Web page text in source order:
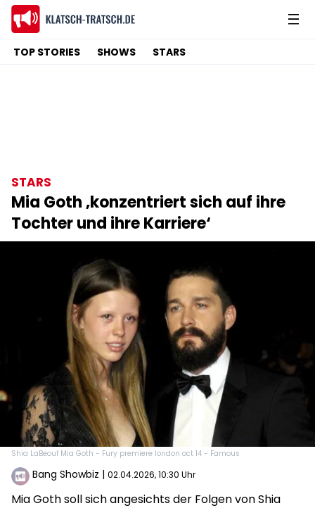
TOP STORIES SHOWS STARS
STARS
Mia Goth ‚konzentriert sich auf ihre
Tochter und ihre Karriere‘
Shia LaBeouf Mia Goth - Fury premiere london oct 14 - Famous
Bang Showbiz | 02.04.2026, 10:30 Uhr
Mia Goth soll sich angesichts der Folgen von Shia